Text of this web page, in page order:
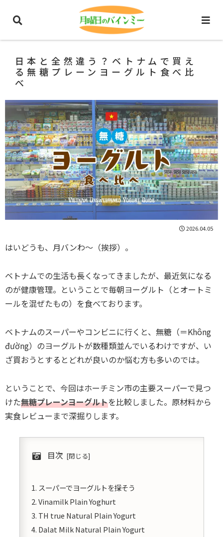
ベトナム生活情報
日本と全然違う？ベトナムで買え
る無糖プレーンヨーグルト食べ比
べ
2026.04.05
はいどうも、月バンわ〜（挨拶）。
ベトナムでの生活も長くなってきましたが、最近気になる
のが健康管理。ということで毎朝ヨーグルト（とオートミ
ールを混ぜたもの）を食べております。
ベトナムのスーパーやコンビニに行くと、無糖（＝Không
đường）のヨーグルトが数種類並んでいるわけですが、い
ざ買おうとするとどれが良いのか悩む方も多いのでは。
ということで、今回はホーチミン市の主要スーパーで見つ
けた無糖プレーンヨーグルトを比較しました。原材料から
実食レビューまで深掘りします。
目次
スーパーでヨーグルトを探そう
Vinamilk Plain Yoghurt
TH true Natural Plain Yogurt
Dalat Milk Natural Plain Yogurt